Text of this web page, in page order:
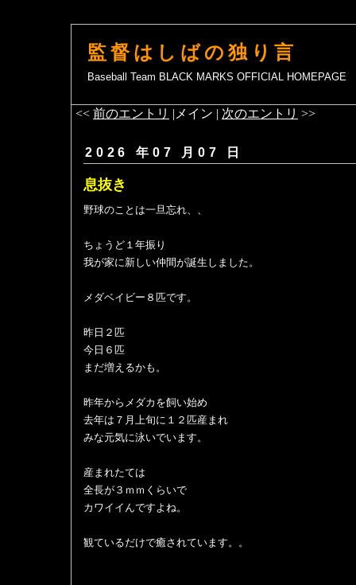
監督はしばの独り言
Baseball Team BLACK MARKS OFFICIAL HOMEPAGE
<< 前のエントリ |メイン | 次のエントリ >>
2026 年07 月07 日
息抜き
野球のことは一旦忘れ、、
ちょうど１年振り
我が家に新しい仲間が誕生しました。
メダベイビー８匹です。
昨日２匹
今日６匹
まだ増えるかも。
昨年からメダカを飼い始め
去年は７月上旬に１２匹産まれ
みな元気に泳いでいます。
産まれたては
全長が３ｍｍくらいで
カワイイんですよね。
観ているだけで癒されています。。